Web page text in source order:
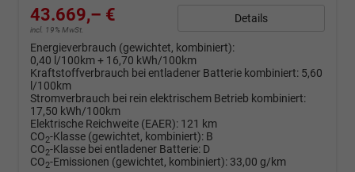
43.669,– €
incl. 19% MwSt.
Details
Energieverbrauch (gewichtet, kombiniert):
0,40 l/100km + 16,70 kWh/100km
Kraftstoffverbrauch bei entladener Batterie kombiniert: 5,60
l/100km
Stromverbrauch bei rein elektrischem Betrieb kombiniert:
17,50 kWh/100km
Elektrische Reichweite (EAER): 121 km
CO2-Klasse (gewichtet, kombiniert): B
CO2-Klasse bei entladener Batterie: D
CO2-Emissionen (gewichtet, kombiniert): 33,00 g/km